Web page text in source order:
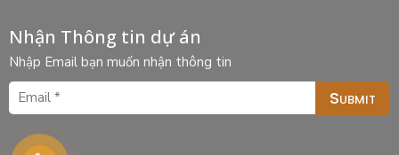
Nhận Thông tin dự án
Nhập Email bạn muốn nhận thông tin
Submit